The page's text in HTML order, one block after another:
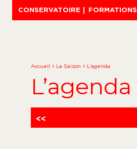
CONSERVATOIRE FORMATIONS
Accueil > La Saison > L’agenda
L’agenda
<<